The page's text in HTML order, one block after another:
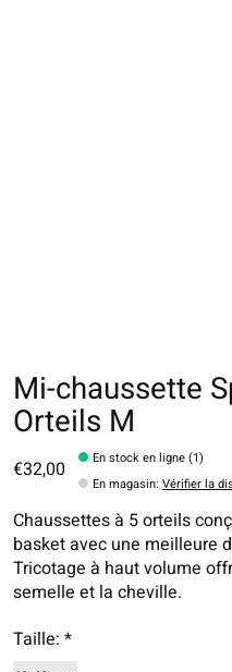
Mi-chaussette
Orteils M
€32,00
En stock en ligne (1)
En magasin:Vérifier la
Chaussettes à 5 orteils
basket avec une meilleure
Tricotage à haut volume
semelle et la cheville.
Taille: *